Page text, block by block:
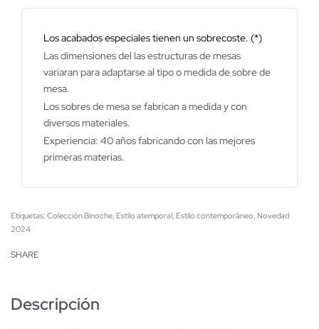
Los acabados especiales tienen un sobrecoste. (*)
Las dimensiones del las estructuras de mesas
variaran para adaptarse al tipo o medida de sobre de
mesa.
Los sobres de mesa se fabrican a medida y con
diversos materiales.
Experiencia: 40 años fabricando con las mejores
primeras materias.
Etiquetas: Colección Binoche Estilo atemporal Estilo contemporáneo Novedad
2024
SHARE
Descripción